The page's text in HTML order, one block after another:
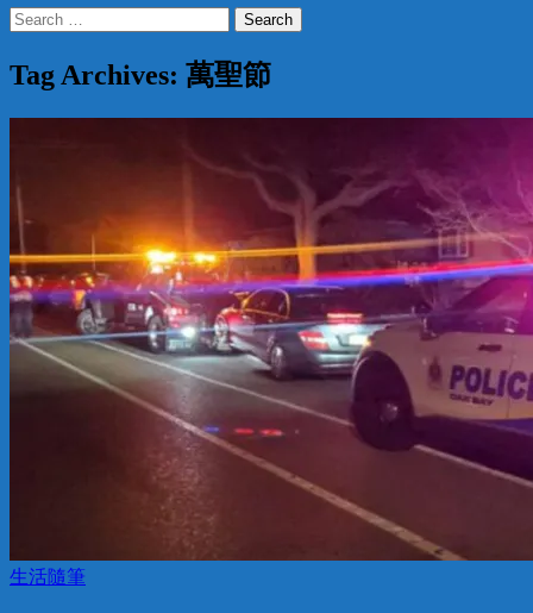
Search
for:
Tag Archives: 萬聖節
生活隨筆